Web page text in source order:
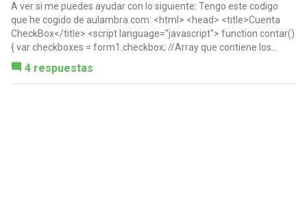
A ver si me puedes ayudar con lo siguiente: Tengo este codigo
que he cogido de aulambra.com: <html> <head> <title>Cuenta
CheckBox</title> <script language="javascript"> function contar()
{ var checkboxes = form1.checkbox; //Array que contiene los...
4 respuestas